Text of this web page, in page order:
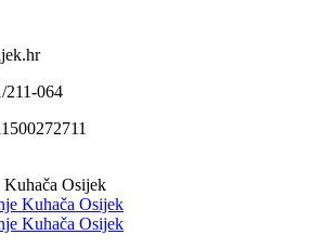
211-064
Kuhača Osijek